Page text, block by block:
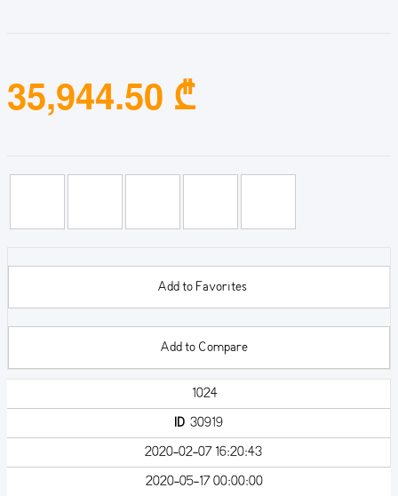
35,944.50 ₾
Add to Favorites
Add to Compare
1024
ID 30919
2020-02-07 16:20:43
2020-05-17 00:00:00